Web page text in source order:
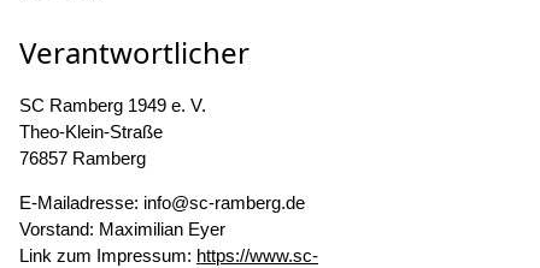
Verantwortlicher
SC Ramberg 1949 e. V.
Theo-Klein-Straße
76857 Ramberg
E-Mailadresse: info@sc-ramberg.de
Vorstand: Maximilian Eyer
Link zum Impressum: https://www.sc-